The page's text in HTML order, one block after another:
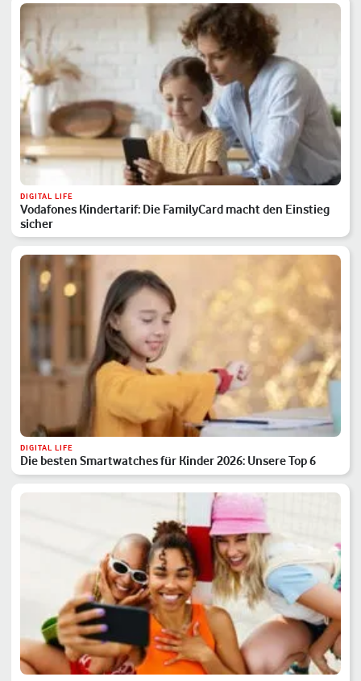
DIGITAL LIFE
Vodafones Kindertarif: Die FamilyCard macht den Einstieg
sicher
DIGITAL LIFE
Die besten Smartwatches für Kinder 2026: Unsere Top 6